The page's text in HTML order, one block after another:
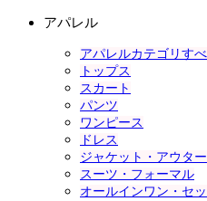
アパレル
アパレルカテゴリす
トップス
スカート
パンツ
ワンピース
ドレス
ジャケット・アウター
スーツ・フォーマル
オールインワン・セ